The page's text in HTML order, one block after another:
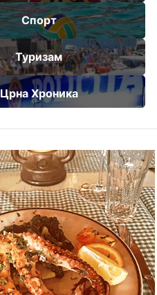
Спорт
Туризам
Црна Хроника